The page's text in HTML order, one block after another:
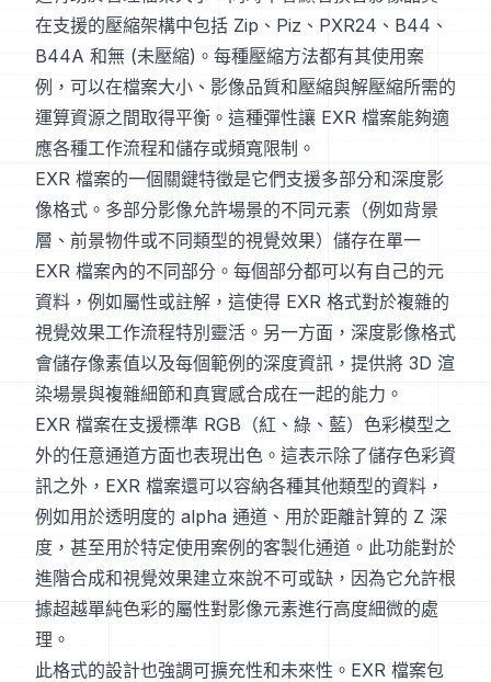
在支援的壓縮架構中包括 Zip、Piz、PXR24、B44、
B44A 和無 (未壓縮)。每種壓縮方法都有其使用案
例，可以在檔案大小、影像品質和壓縮與解壓縮所需的
運算資源之間取得平衡。這種彈性讓 EXR 檔案能夠適
應各種工作流程和儲存或頻寬限制。
EXR 檔案的一個關鍵特徵是它們支援多部分和深度影
像格式。多部分影像允許場景的不同元素（例如背景
層、前景物件或不同類型的視覺效果）儲存在單一
EXR 檔案內的不同部分。每個部分都可以有自己的元
資料，例如屬性或註解，這使得 EXR 格式對於複雜的
視覺效果工作流程特別靈活。另一方面，深度影像格式
會儲存像素值以及每個範例的深度資訊，提供將 3D 渲
染場景與複雜細節和真實感合成在一起的能力。
EXR 檔案在支援標準 RGB（紅、綠、藍）色彩模型之
外的任意通道方面也表現出色。這表示除了儲存色彩資
訊之外，EXR 檔案還可以容納各種其他類型的資料，
例如用於透明度的 alpha 通道、用於距離計算的 Z 深
度，甚至用於特定使用案例的客製化通道。此功能對於
進階合成和視覺效果建立來說不可或缺，因為它允許根
據超越單純色彩的屬性對影像元素進行高度細微的處
理。
此格式的設計也強調可擴充性和未來性。EXR 檔案包